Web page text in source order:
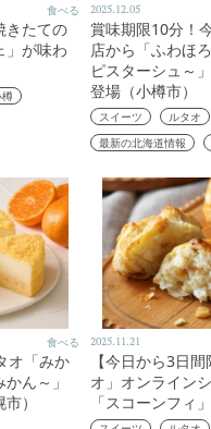
食べる
きたての
」が味わ
2025.12.05
賞味期限10分！
店から「ふわほ
ピスターシュ～
登場（小樽市）
スイーツ ルタオ
最新の北海道情報
食べる
オ「みか
ん～」
）
2025.11.21
【今日から3日
オ」オンライン
「スコーンフィ